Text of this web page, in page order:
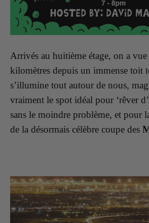
Arrivés au huitième étage, on a vue
kilomètres depuis un immense toit
s’illumine tout autour de nous,
vraiment le spot idéal pour ‘rêver
sans le moindre problème, et pour
de la désormais célèbre coupe des